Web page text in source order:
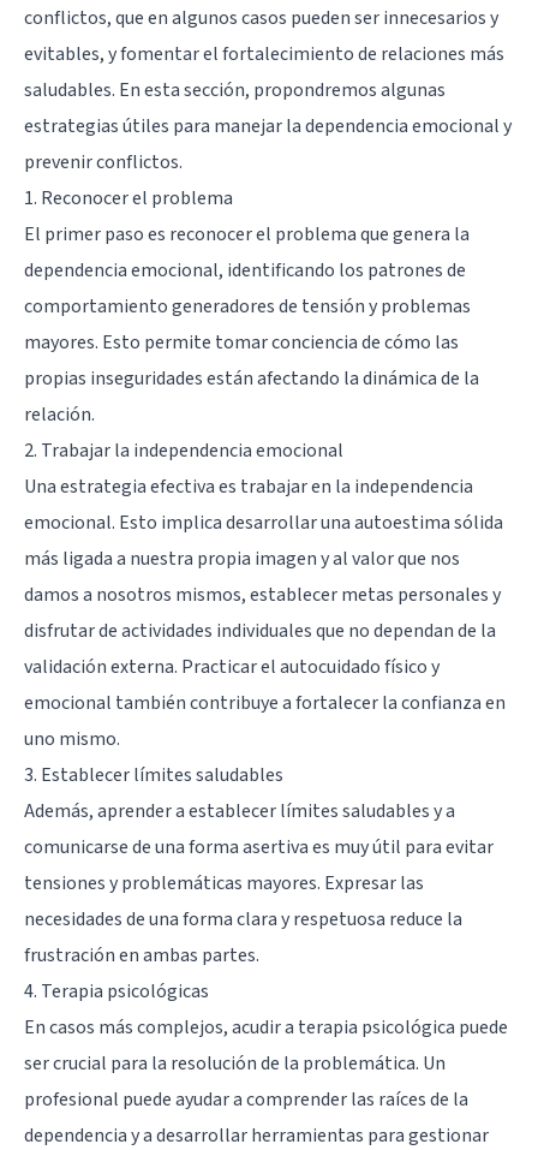
conflictos, que en algunos casos pueden ser innecesarios y
evitables, y fomentar el fortalecimiento de relaciones más
saludables. En esta sección, propondremos algunas
estrategias útiles para manejar la dependencia emocional y
prevenir conflictos.
1. Reconocer el problema
El primer paso es reconocer el problema que genera la
dependencia emocional, identificando los patrones de
comportamiento generadores de tensión y problemas
mayores. Esto permite tomar conciencia de cómo las
propias inseguridades están afectando la dinámica de la
relación.
2. Trabajar la independencia emocional
Una estrategia efectiva es trabajar en la independencia
emocional. Esto implica desarrollar una autoestima sólida
más ligada a nuestra propia imagen y al valor que nos
damos a nosotros mismos, establecer metas personales y
disfrutar de actividades individuales que no dependan de la
validación externa. Practicar el autocuidado físico y
emocional también contribuye a fortalecer la confianza en
uno mismo.
3. Establecer límites saludables
Además, aprender a establecer límites saludables y a
comunicarse de una forma asertiva es muy útil para evitar
tensiones y problemáticas mayores. Expresar las
necesidades de una forma clara y respetuosa reduce la
frustración en ambas partes.
4. Terapia psicológicas
En casos más complejos, acudir a terapia psicológica puede
ser crucial para la resolución de la problemática. Un
profesional puede ayudar a comprender las raíces de la
dependencia y a desarrollar herramientas para gestionar